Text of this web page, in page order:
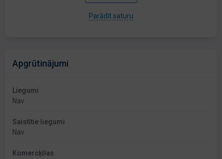
Parādīt saturu
Apgrūtinājumi
Liegumi
Nav
Saistītie liegumi
Nav
Komercķīlas